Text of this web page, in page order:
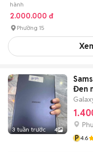
hành
2.000.000 đ
Phường 15
3 tuần trước 4
Đen
P 4.6